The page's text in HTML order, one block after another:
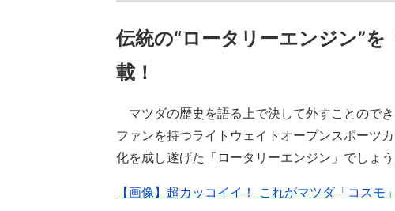
伝統の“ロータリーエンジン”
載！
マツダの歴史を語る上で決して外すことので
ファンを持つライトウェイトオープンスポーツ
化を成し遂げた「ロータリーエンジン」でしょう
【画像】超カッコイイ！ これがマツダ「コスモ